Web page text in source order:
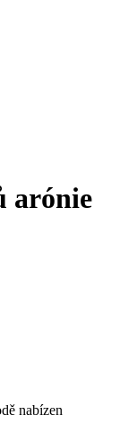
arónie
nabízen